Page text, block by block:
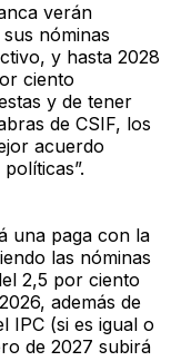
verán
nóminas
y hasta 2028
ciento
y de tener
de CSIF, los
acuerdo
”.
una paga con la
las nóminas
2,5 por ciento
2026, además de
IPC (si es igual o
de 2027 subirá